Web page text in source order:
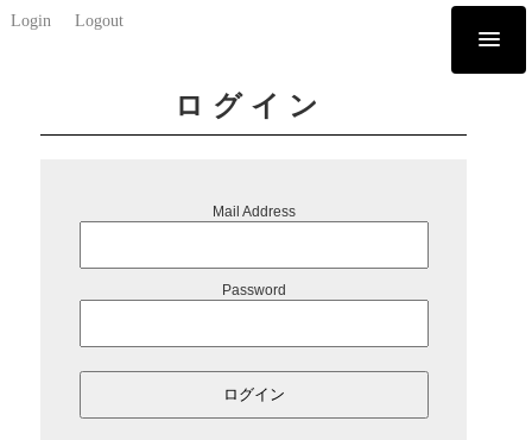
Login Logout
ログイン
Mail Address
Password
ログイン